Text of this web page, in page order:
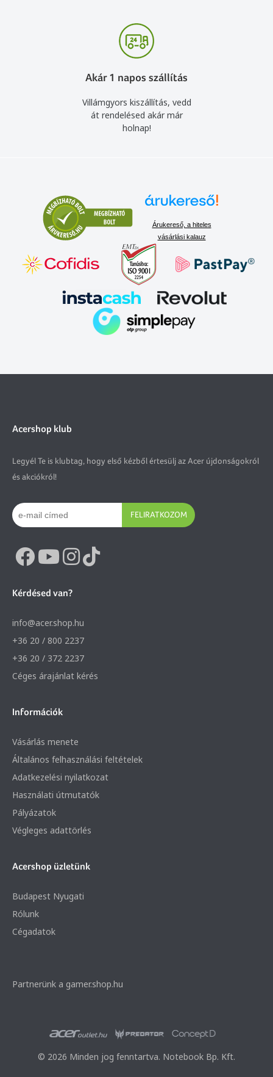
Akár 1 napos szállítás
Villámgyors kiszállítás, vedd
át rendelésed akár már
holnap!
Árukereső, a hiteles
vásárlási kalauz
Acershop klub
Legyél Te is klubtag, hogy első kézből értesülj az Acer újdonságokról
és akciókról!
FELIRATKOZOM
Kérdésed van?
info@acer.shop.hu
+36 20 / 800 2237
+36 20 / 372 2237
Céges árajánlat kérés
Információk
Vásárlás menete
Általános felhasználási feltételek
Adatkezelési nyilatkozat
Használati útmutatók
Pályázatok
Végleges adattörlés
Acershop üzletünk
Budapest Nyugati
Rólunk
Cégadatok
Partnerünk a gamer.shop.hu
© 2026 Minden jog fenntartva. Notebook Bp. Kft.